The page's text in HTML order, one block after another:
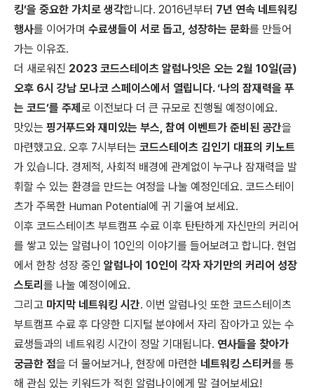
킹’을 중요한 가치로 생각합니다. 2016년부터 7년 연속 네트워킹
행사를 이어가며 수료생들이 서로 돕고, 성장하는 문화를 만들어
가는 이유죠.
더 새로워진 2023 코드스테이츠 알럼나잇은 오는 2월 10일(금)
오후 6시 강남 모나코 스페이스에서 열립니다. ‘나의 잠재력을 푸
는 코드’를 주제 로 이전보다 더 큰 규모로 진행될 예정이에요.
맛있는 핑거푸드와 재미있는 부스, 참여 이벤트가 준비된 공간을
마련했고요. 오후 7시부터는 코드스테이츠 김인기 대표의 키노트
가 있습니다. 경제적, 사회적 배경에 관계없이 누구나 잠재력을 발
휘할 수 있는 환경을 만드는 여정을 나눌 예정인데요. 코드스테이
츠가 주목한 Human Potential에 귀 기울여 보세요.
이후 코드스테이츠 부트캠프 수료 이후 탄탄하게 자신만의 커리어
를 쌓고 있는 알럼나이 10인의 이야기를 들어보려고 합니다. 현업
에서 한창 성장 중인 알럼나이 10인이 각자 자기만의 커리어 성장
스토리 를 나눌 예정이에요.
그리고 마지막 네트워킹 시간. 이번 알럼나잇 또한 코드스테이츠
부트캠프 수료 후 다양한 디지털 분야에서 자리 잡아가고 있는 수
료생들과의 네트워킹 시간이 정말 기대됩니다. 연사들을 찾아가
궁금한 점을 더 물어보거나, 현장에 마련한 네트워킹 스티커 를 통
해 관심 있는 키워드가 적힌 알럼나이에게 말 걸어보세요!